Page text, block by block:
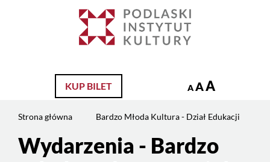
Edukacji
KUP BILET A AA
Strona główna Bardzo Młoda Kultura - Dział Edukacji
Wydarzenia - Bardzo